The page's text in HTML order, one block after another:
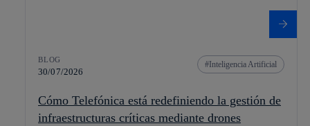
BLOG
30/07/2026
Inteligencia Artificial
Cómo Telefónica está redefiniendo la gestión de
infraestructuras críticas mediante drones